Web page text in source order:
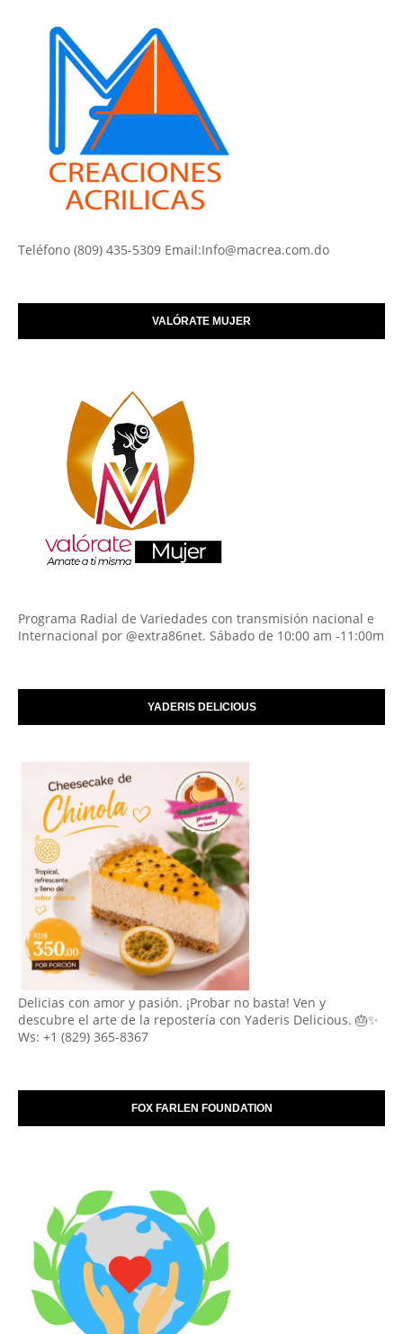
Teléfono (809) 435-5309 Email:Info@macrea.com.do
VALÓRATE MUJER
Programa Radial de Variedades con transmisión nacional e
Internacional por @extra86net. Sábado de 10:00 am -11:00m
YADERIS DELICIOUS
Delicias con amor y pasión. ¡Probar no basta! Ven y
descubre el arte de la repostería con Yaderis Delicious. 🎂✨
Ws: +1 (829) 365-8367
FOX FARLEN FOUNDATION